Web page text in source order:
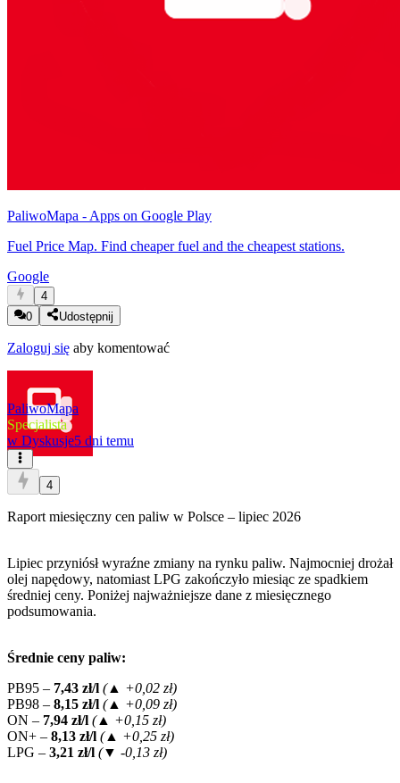
PaliwoMapa - Apps on Google Play
Fuel Price Map. Find cheaper fuel and the cheapest stations.
Google
4
0
Udostępnij
Zaloguj się aby komentować
PaliwoMapa
Specjalista
w Dyskusje5 dni temu
4
Raport miesięczny cen paliw w Polsce – lipiec 2026
Lipiec przyniósł wyraźne zmiany na rynku paliw. Najmocniej drożał
olej napędowy, natomiast LPG zakończyło miesiąc ze spadkiem
średniej ceny. Poniżej najważniejsze dane z miesięcznego
podsumowania.
Średnie ceny paliw:
PB95 – 7,43 zł/l (▲ +0,02 zł)
PB98 – 8,15 zł/l (▲ +0,09 zł)
ON – 7,94 zł/l (▲ +0,15 zł)
ON+ – 8,13 zł/l (▲ +0,25 zł)
LPG – 3,21 zł/l (▼ -0,13 zł)